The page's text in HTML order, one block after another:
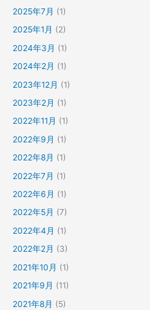
2025年7月 (1)
2025年1月 (2)
2024年3月 (1)
2024年2月 (1)
2023年12月 (1)
2023年2月 (1)
2022年11月 (1)
2022年9月 (1)
2022年8月 (1)
2022年7月 (1)
2022年6月 (1)
2022年5月 (7)
2022年4月 (1)
2022年2月 (3)
2021年10月 (1)
2021年9月 (11)
2021年8月 (5)